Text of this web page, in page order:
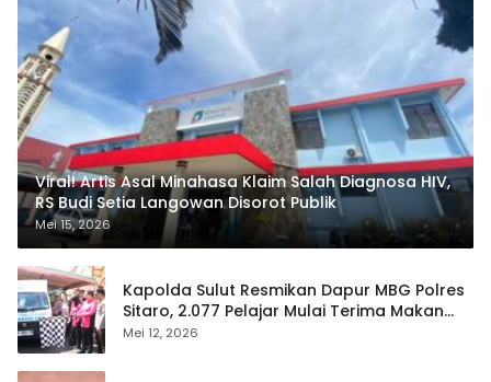
Viral! Artis Asal Minahasa Klaim Salah Diagnosa HIV,
RS Budi Setia Langowan Disorot Publik
Mei 15, 2026
Kapolda Sulut Resmikan Dapur MBG Polres
Sitaro, 2.077 Pelajar Mulai Terima Makan
Gratis
Mei 12, 2026